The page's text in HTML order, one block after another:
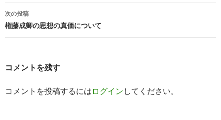
ナ
ビ
ゲ
ョ
次の投稿
権藤成卿の思想の真価について
コメントを残す
コメントを投稿するには ログイン してください。